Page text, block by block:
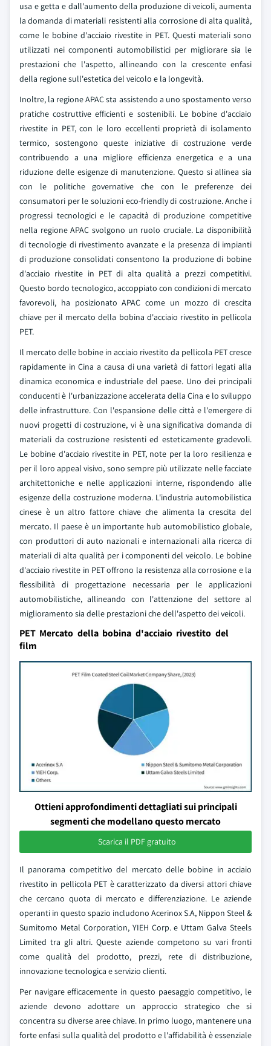
usa e getta e dall'aumento della produzione di veicoli, aumenta
la domanda di materiali resistenti alla corrosione di alta qualità,
come le bobine d'acciaio rivestite in PET. Questi materiali sono
utilizzati nei componenti automobilistici per migliorare sia le
prestazioni che l'aspetto, allineando con la crescente enfasi
della regione sull'estetica del veicolo e la longevità.
Inoltre, la regione APAC sta assistendo a uno spostamento verso
pratiche costruttive efficienti e sostenibili. Le bobine d'acciaio
rivestite in PET, con le loro eccellenti proprietà di isolamento
termico, sostengono queste iniziative di costruzione verde
contribuendo a una migliore efficienza energetica e a una
riduzione delle esigenze di manutenzione. Questo si allinea sia
con le politiche governative che con le preferenze dei
consumatori per le soluzioni eco-friendly di costruzione. Anche i
progressi tecnologici e le capacità di produzione competitive
nella regione APAC svolgono un ruolo cruciale. La disponibilità
di tecnologie di rivestimento avanzate e la presenza di impianti
di produzione consolidati consentono la produzione di bobine
d'acciaio rivestite in PET di alta qualità a prezzi competitivi.
Questo bordo tecnologico, accoppiato con condizioni di mercato
favorevoli, ha posizionato APAC come un mozzo di crescita
chiave per il mercato della bobina d'acciaio rivestito in pellicola
PET.
Il mercato delle bobine in acciaio rivestito da pellicola PET cresce
rapidamente in Cina a causa di una varietà di fattori legati alla
dinamica economica e industriale del paese. Uno dei principali
conducenti è l'urbanizzazione accelerata della Cina e lo sviluppo
delle infrastrutture. Con l'espansione delle città e l'emergere di
nuovi progetti di costruzione, vi è una significativa domanda di
materiali da costruzione resistenti ed esteticamente gradevoli.
Le bobine d'acciaio rivestite in PET, note per la loro resilienza e
per il loro appeal visivo, sono sempre più utilizzate nelle facciate
architettoniche e nelle applicazioni interne, rispondendo alle
esigenze della costruzione moderna. L'industria automobilistica
cinese è un altro fattore chiave che alimenta la crescita del
mercato. Il paese è un importante hub automobilistico globale,
con produttori di auto nazionali e internazionali alla ricerca di
materiali di alta qualità per i componenti del veicolo. Le bobine
d'acciaio rivestite in PET offrono la resistenza alla corrosione e la
flessibilità di progettazione necessaria per le applicazioni
automobilistiche, allineando con l'attenzione del settore al
miglioramento sia delle prestazioni che dell'aspetto dei veicoli.
PET Mercato della bobina d'acciaio rivestito del
film
Ottieni approfondimenti dettagliati sui principali
segmenti che modellano questo mercato
Scarica il PDF gratuito
Il panorama competitivo del mercato delle bobine in acciaio
rivestito in pellicola PET è caratterizzato da diversi attori chiave
che cercano quota di mercato e differenziazione. Le aziende
operanti in questo spazio includono Acerinox S.A, Nippon Steel &
Sumitomo Metal Corporation, YIEH Corp. e Uttam Galva Steels
Limited tra gli altri. Queste aziende competono su vari fronti
come qualità del prodotto, prezzi, rete di distribuzione,
innovazione tecnologica e servizio clienti.
Per navigare efficacemente in questo paesaggio competitivo, le
aziende devono adottare un approccio strategico che si
concentra su diverse aree chiave. In primo luogo, mantenere una
forte enfasi sulla qualità del prodotto e l'affidabilità è essenziale